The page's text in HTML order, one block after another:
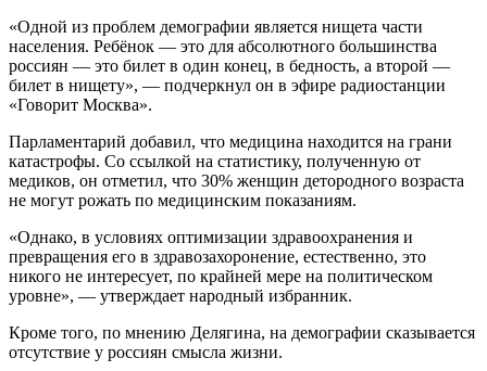
«Одной из проблем демографии является нищета части
населения. Ребёнок — это для абсолютного большинства
россиян — это билет в один конец, в бедность, а второй —
билет в нищету», — подчеркнул он в эфире радиостанции
«Говорит Москва».
Парламентарий добавил, что медицина находится на грани
катастрофы. Со ссылкой на статистику, полученную от
медиков, он отметил, что 30% женщин детородного возраста
не могут рожать по медицинским показаниям.
«Однако, в условиях оптимизации здравоохранения и
превращения его в здравозахоронение, естественно, это
никого не интересует, по крайней мере на политическом
уровне», — утверждает народный избранник.
Кроме того, по мнению Делягина, на демографии сказывается
отсутствие у россиян смысла жизни.